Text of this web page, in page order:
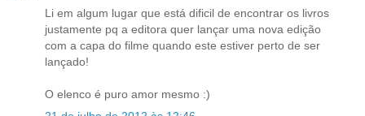
Li em algum lugar que está dificil de encontrar os livros
justamente pq a editora quer lançar uma nova edição
com a capa do filme quando este estiver perto de ser
lançado!
O elenco é puro amor mesmo :)